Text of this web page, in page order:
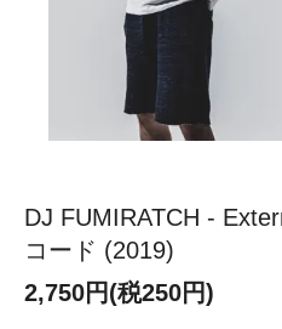
DJ FUMIRATCH -
コード (2019)
2,750円(税250円)